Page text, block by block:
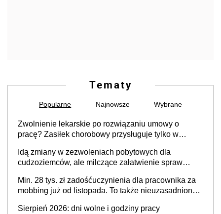
Tematy
Popularne Najnowsze Wybrane
Zwolnienie lekarskie po rozwiązaniu umowy o
pracę? Zasiłek chorobowy przysługuje tylko w
stosunku pracy
Idą zmiany w zezwoleniach pobytowych dla
cudzoziemców, ale milczące załatwienie spraw
Min. 28 tys. zł zadośćuczynienia dla pracownika za
mobbing już od listopada. To także nieuzasadniona
Sierpień 2026: dni wolne i godziny pracy